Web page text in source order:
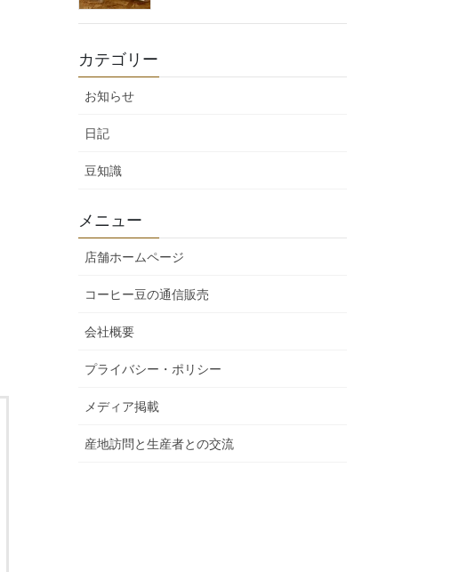
カテゴリー
お知らせ
日記
豆知識
メニュー
店舗ホームページ
コーヒー豆の通信販売
会社概要
プライバシー・ポリシー
メディア掲載
産地訪問と生産者との交流